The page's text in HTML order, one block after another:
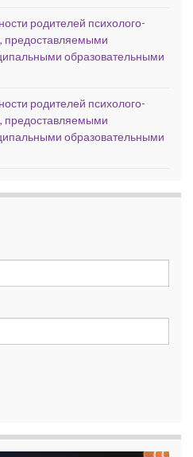
родителей психолого-
предоставляемыми
образовательными
родителей психолого-
предоставляемыми
образовательными